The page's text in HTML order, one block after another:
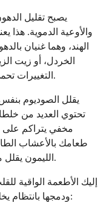
يصبح تقليل
والأوعية الدموية.
الهند، وهما غنيان
الخردل، أو زيت
التغييرات تحمي شرايينك دون التضحية بالنكهات التي تحبها.
يقلل الصوديوم
تحتوي العديد من
مخفي يتراكم على
طعامك بالأعشاب
الليمون يقلل من اعتمادك على الملح مع تعزيز النكهة فعليًا.
إليك الأطعمة الواقية
ودمجها بانتظام يخلق أساسًا قويًا لصحة القلب والأوعية الدموية: